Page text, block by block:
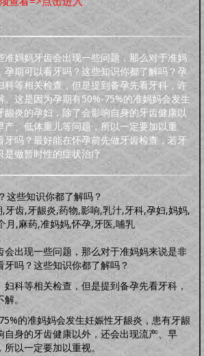
哲学宗
教
古典散
文
词
古典小
说
外国文
学
新约 旧
约
可兰经
约
学
佛教经
文
指数 道德指数 基元指数 康寿指数
先天指数
家居 中正汉服 文化活动 海宇天堂
五力三要
社交 思维道德
道学仙山术 道学相术
食谱 偏方秘方 药酒秘方 经络穴位
道医药浴
活动
一三岁婴幼 三六岁幼儿 胎教常识
准妈妈牙齿会出现一些问题，那么对于准妈
孕期可以看牙吗？这些知识你都了解吗？孕
科等相关检查，但是提到备孕先看牙科，许
。这是因为孕期有50%-75%的准妈妈会发生
龈炎的孕妇，除了会影响自身的牙齿健康以
产、低体重儿等问题，所以一定要加以重
牙吗？最好能在怀孕前先做牙齿检查，若牙
是做暂时性的症状治疗
这些知识你都了解吗？
牙齿,牙龈炎,药物,影响,乳汁,牙科,孕妇,妈妈,
月,麻药,准妈妈,怀孕,牙医,哺乳
会出现一些问题，那么对于准妈妈来说是非
吗？这些知识你都了解吗？
科等相关检查，但是提到备孕先看牙科，
解。
的准妈妈会发生妊娠性牙龈炎，患有牙龈
自身的牙齿健康以外，还会出现流产、早
以一定要加以重视。